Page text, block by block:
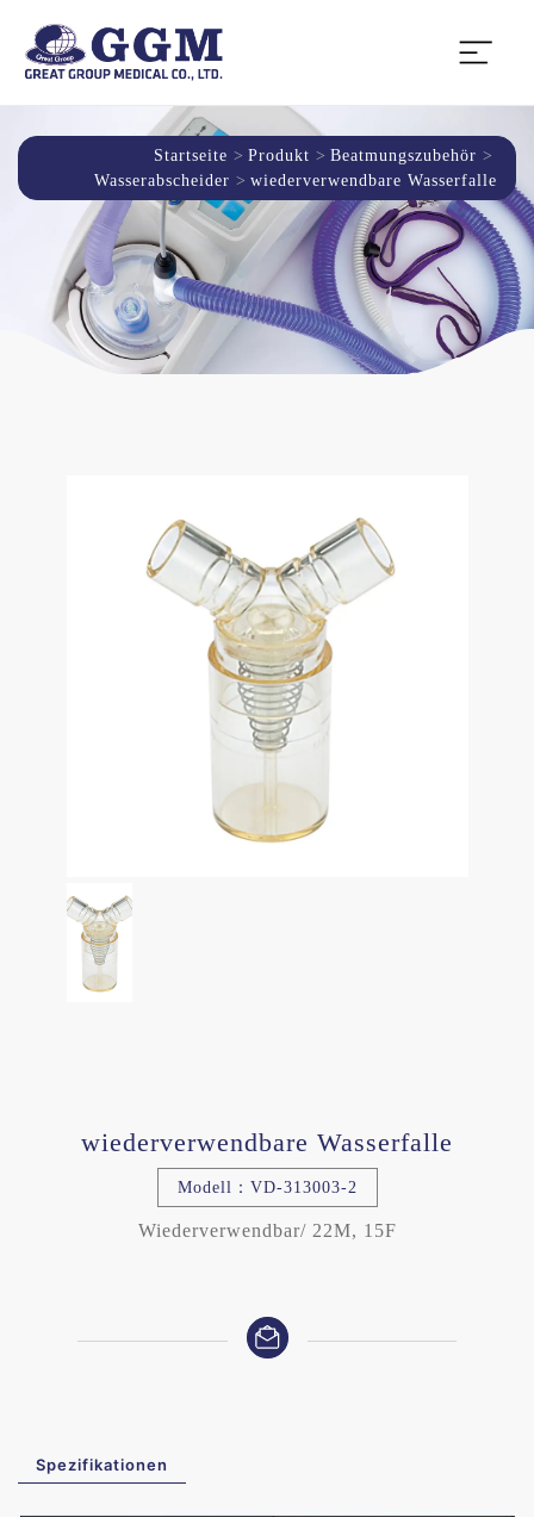
Startseite Produkt
Beatmungszubehör
Wasserabscheider
wiederverwendbare Wasserfalle
wiederverwendbare Wasserfalle
Modell：VD-313003-2
Wiederverwendbar/ 22M, 15F
Spezifikationen